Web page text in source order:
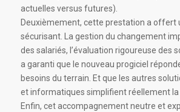
actuelles versus futures)
Deuxièmement, cette prestation a offert
sécurisant.
La gestion du changement
des salariés, l’évaluation rigoureuse des
a garanti que le nouveau progiciel
besoins du terrain . Et que les autres
et informatiques simplifient réellement la
Enfin, cet accompagnement neutre et